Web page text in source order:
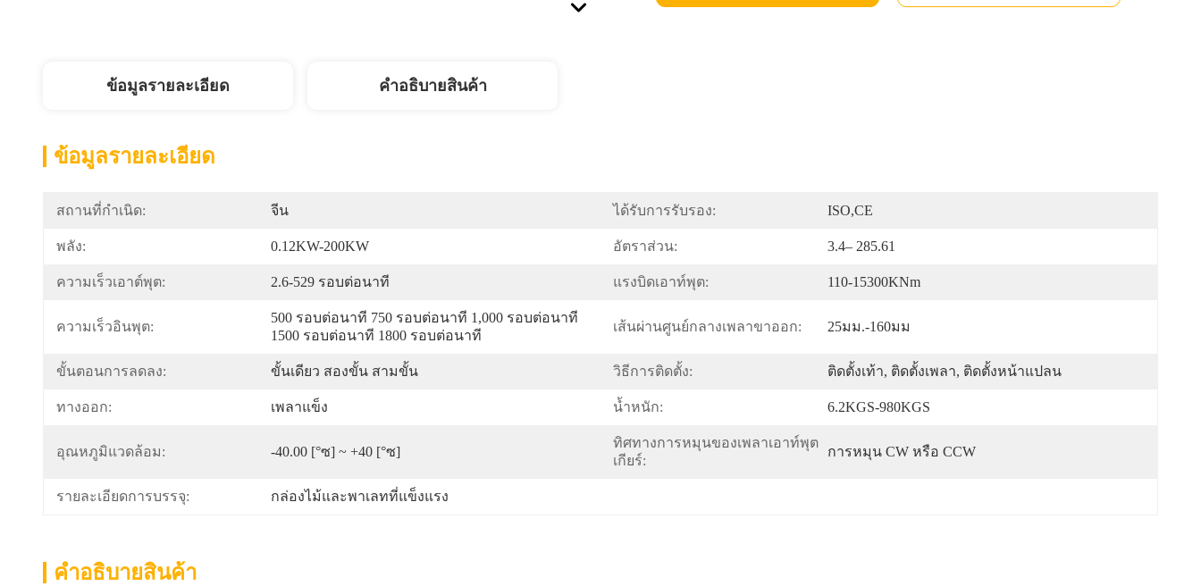
ข้อมูลรายละเอียด คําอธิบายสินค้า
ข้อมูลรายละเอียด
สถานที่กำเนิด: จีน ได้รับการรับรอง: ISO,CE
พลัง: 0.12KW-200KW อัตราส่วน: 3.4– 285.61
ความเร็วเอาต์พุต: 2.6-529 รอบต่อนาที แรงบิดเอาท์พุต: 110-15300KNm
ความเร็วอินพุต:
500 รอบต่อนาที 750 รอบต่อนาที 1,000 รอบต่อนาที
1500 รอบต่อนาที 1800 รอบต่อนาที
เส้นผ่านศูนย์กลางเพลาขาออก: 25มม.-160มม
ขั้นตอนการลดลง: ขั้นเดียว สองขั้น สามขั้น วิธีการติดตั้ง: ติดตั้งเท้า, ติดตั้งเพลา, ติดตั้งหน้าแปลน
ทางออก: เพลาแข็ง น้ำหนัก: 6.2KGS-980KGS
อุณหภูมิแวดล้อม: -40.00 [°ซ] ~ +40 [°ซ]
ทิศทางการหมุนของเพลาเอาท์พุต
เกียร์:
การหมุน CW หรือ CCW
รายละเอียดการบรรจุ: กล่องไม้และพาเลทที่แข็งแรง
คําอธิบายสินค้า